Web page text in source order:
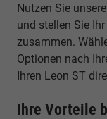
Nutzen Sie
und stellen Sie
zusammen.
Optionen nach
Ihren Leon ST
Ihre Vorteile